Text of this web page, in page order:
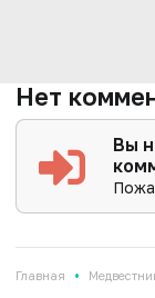
Нет
Вы
Главная •